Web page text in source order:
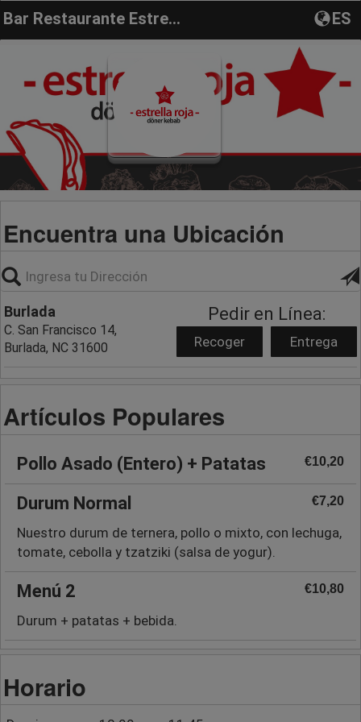
Bar Restaurante Estrella Roja ES
Encuentra una Ubicación
Burlada
C. San Francisco 14,
Burlada, NC 31600
Pedir en Línea:
Recoger Entrega
Artículos Populares
Pollo Asado (Entero) + Patatas €10,20
Durum Normal €7,20
Nuestro durum de ternera, pollo o mixto, con lechuga,
tomate, cebolla y tzatziki (salsa de yogur).
Menú 2 €10,80
Durum + patatas + bebida.
Horario